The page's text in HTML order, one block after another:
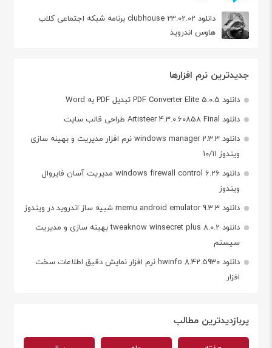
دانلود clubhouse 23.02.02 برنامه شبکه اجتماعی کلاب
هاوس اندروید
جدیدترین نرم افزارها
دانلود PDF Converter Elite 5.0.5 تبدیل PDF به Word
دانلود Artisteer 4.3.0.60858 Final طراحی قالب سایت
دانلود windows manager 2.3.3 نرم افزار مدیریت و بهینه سازی
ویندوز 10/11
دانلود windows firewall control 6.26 مدیریت آسان فایروال
ویندوز
دانلود memu android emulator 9.3.3 شبیه ساز اندروید در ویندوز
دانلود tweaknow winsecret plus 8.0.2 بهینه سازی و مدیریت
سیستم
دانلود hwinfo 8.42.5930 نرم افزار نمایش دقیق اطلاعات سخت
افزار
پربازدیدترین مطالب